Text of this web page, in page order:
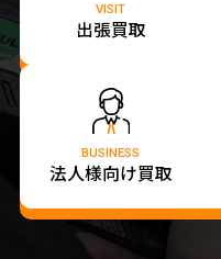
VISIT
出張買取
BUSINESS
法人様向け買取